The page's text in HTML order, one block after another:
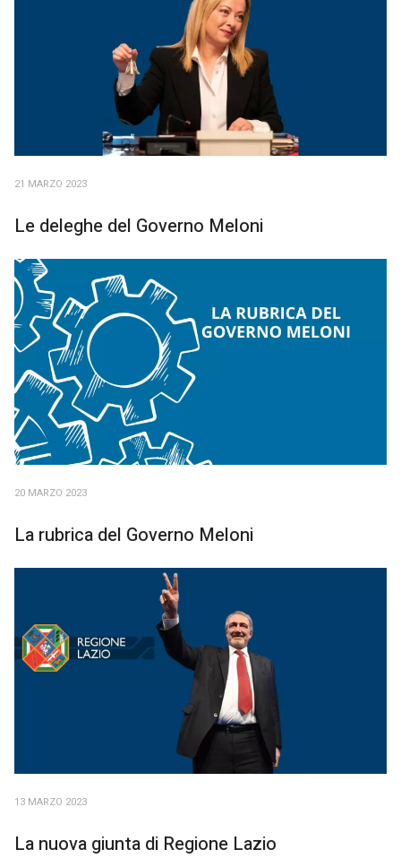
21 MARZO 2023
Le deleghe del Governo Meloni
20 MARZO 2023
La rubrica del Governo Meloni
13 MARZO 2023
La nuova giunta di Regione Lazio